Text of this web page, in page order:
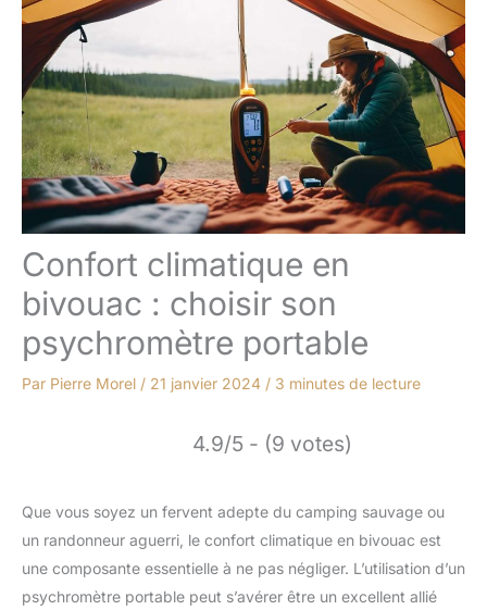
Confort climatique en
bivouac : choisir son
psychromètre portable
Par Pierre Morel / 21 janvier 2024 / 3 minutes de lecture
4.9/5 - (9 votes)
Que vous soyez un fervent adepte du camping sauvage ou
un randonneur aguerri, le confort climatique en bivouac est
une composante essentielle à ne pas négliger. L’utilisation d’un
psychromètre portable peut s’avérer être un excellent allié